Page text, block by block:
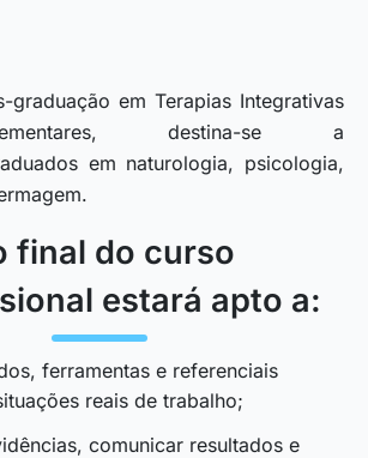
graduação em Terapias Integrativas
destina-se a
em naturologia, psicologia,
final do curso
estará apto a:
ferramentas e referenciais
reais de trabalho;
comunicar resultados e